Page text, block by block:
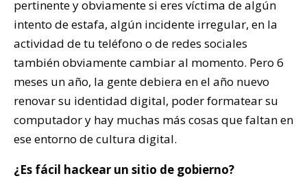
pertinente y obviamente si eres víctima de algún
intento de estafa, algún incidente irregular, en la
actividad de tu teléfono o de redes sociales
también obviamente cambiar al momento. Pero 6
meses un año, la gente debiera en el año nuevo
renovar su identidad digital, poder formatear su
computador y hay muchas más cosas que faltan en
ese entorno de cultura digital.
¿Es fácil hackear un sitio de gobierno?